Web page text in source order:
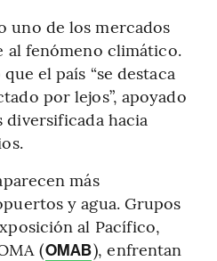
uno de los mercados
al fenómeno climático.
el país “se destaca
por lejos”, apoyado
diversificada hacia
más
y agua. Grupos
al Pacífico,
(OMAB), enfrentan